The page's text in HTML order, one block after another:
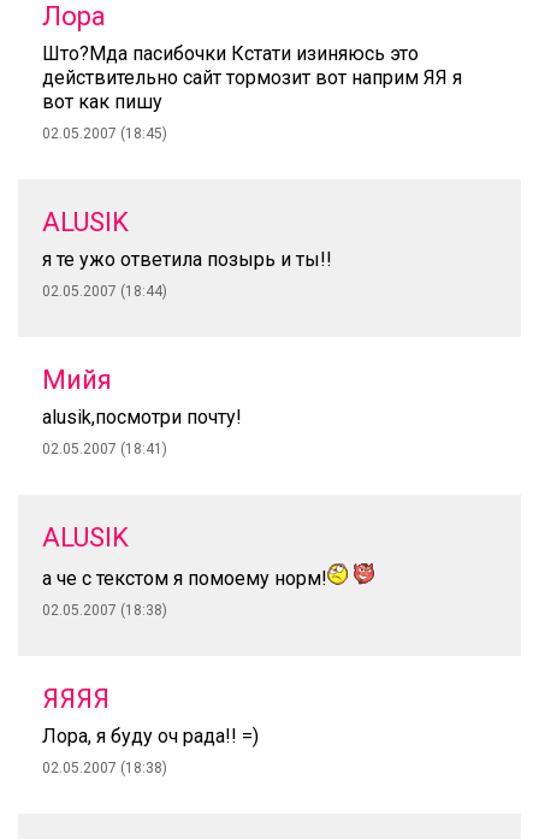
Лора
Што?Мда пасибочки Кстати изиняюсь это
действительно сайт тормозит вот наприм ЯЯ я
вот как пишу
02.05.2007 (18:45)
ALUSIK
я те ужо ответила позырь и ты!!
02.05.2007 (18:44)
Мийя
alusik,посмотри почту!
02.05.2007 (18:41)
ALUSIK
а че с текстом я помоему норм!
02.05.2007 (18:38)
ЯЯЯЯ
Лора, я буду оч рада!! =)
02.05.2007 (18:38)